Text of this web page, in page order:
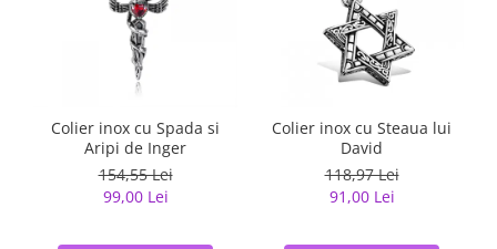
Colier inox cu Spada si
Aripi de Inger
154,55 Lei
99,00 Lei
Colier inox cu Steaua lui
David
118,97 Lei
91,00 Lei